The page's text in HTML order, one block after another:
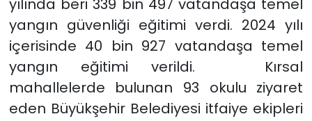
yangın güvenliği eğitimi verdi. 2024 yılı
içerisinde 40 bin 927 vatandaşa temel
yangın eğitimi verildi. Kırsal
mahallelerde bulunan 93 okulu ziyaret
eden Büyükşehir Belediyesi itfaiye ekipleri